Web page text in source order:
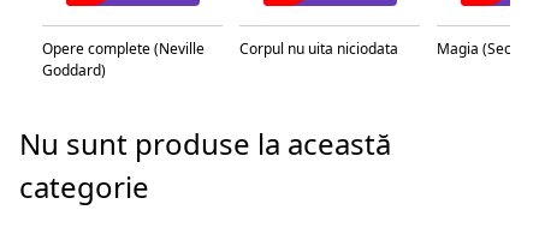
Opere complete (Neville
Goddard)
Corpul nu uita niciodata Magia
Nu sunt produse la această
categorie